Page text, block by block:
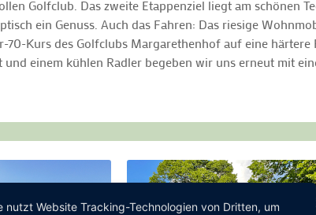
Golfclub. Das zweite Etappenziel liegt am schönen
ein Genuss. Auch das Fahren: Das riesige
Kurs des Golfclubs Margarethenhof auf eine
einem kühlen Radler begeben wir uns erneut mit
nutzt Website Tracking-Technologien von Dritten, um